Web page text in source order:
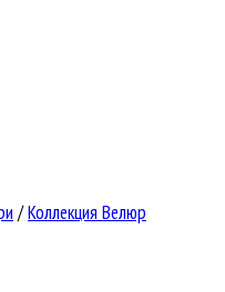
/Коллекция Велюр